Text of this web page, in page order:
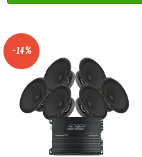
-14%